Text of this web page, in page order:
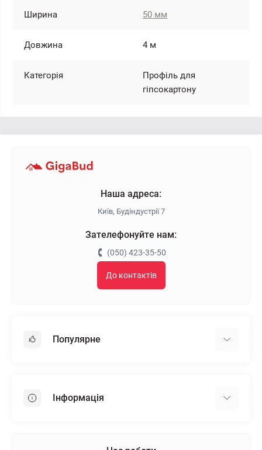
Ширина 50 мм
Довжина 4 м
Категорія
Профіль для
гіпсокартону
Наша адреса:
Київ, Будіндустрії 7
Зателефонуйте нам:
(050) 423-35-50
До контактів
Популярне
Пінопласт
Інформація